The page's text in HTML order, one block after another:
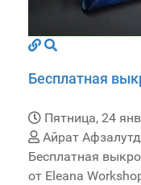
Бесплатная
Пятница, 24
Айрат
Бесплатная
от Eleana